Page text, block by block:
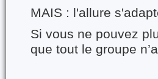
MAIS : l'allure
Si vous ne pouvez
que tout le groupe